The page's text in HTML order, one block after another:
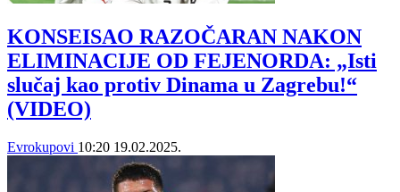
KONSEISAO RAZOČARAN NAKON
ELIMINACIJE OD FEJENORDA: „Isti
slučaj kao protiv Dinama u Zagrebu!“
(VIDEO)
Evrokupovi 10:20 19.02.2025.